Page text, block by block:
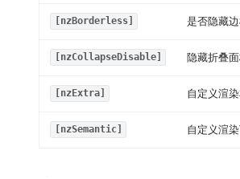
[nzBorderless] 是否隐藏
[nzCollapseDisable] 隐藏折叠
[nzExtra] 自定义渲
[nzSemantic] 自定义渲